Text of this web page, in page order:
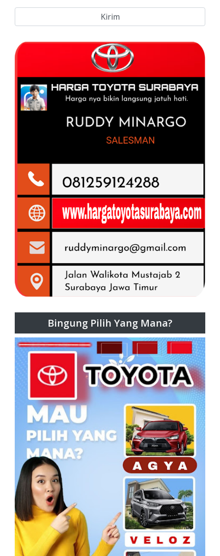
Bingung Pilih Yang Mana?